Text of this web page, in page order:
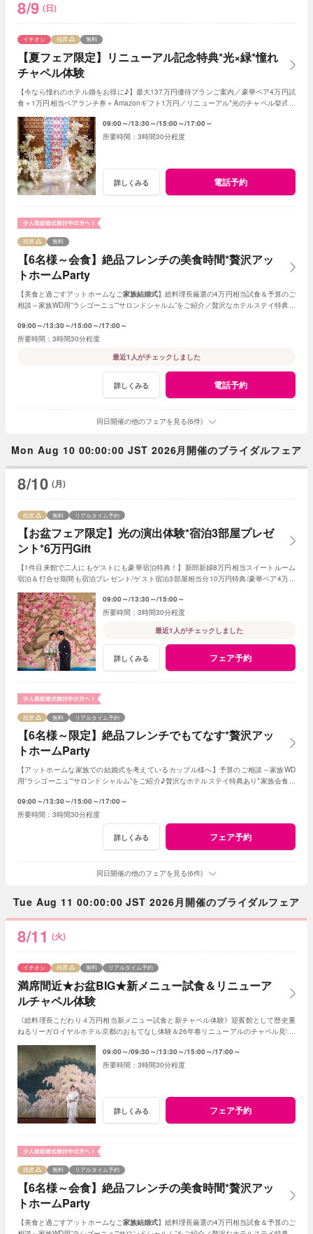
8/9 (日)
【夏フェア限定】リニューアル記念特典*光×緑*憧れ
チャペル体験
イチオシ 残席 無料
【今なら憧れのホテル婚をお得に♪】最大137万円優待プランご案内／豪華ペア4万円試
食＋1万円相当ペアランチ券＋Amazonギフト1万円／リニューアル*光のチャペル挙式体
09:00～ 13:30～ 15:00～ 17:00～
3時間30分程度
詳しくみる 電話予約
【6名様～会食】絶品フレンチの美食時間*贅沢アッ
トホームParty
残席 無料
【美食と過ごすアットホームなご家族結婚式】総料理長厳選の4万円相当試食＆予算のご
相談～家族WD用”ラシゴーニュ””サロンドシャルム”をご紹介／贅沢なホテルステイ特典あ
09:00～ 13:30～ 15:00～ 17:00～
3時間30分程度
最近1人がチェックしました
詳しくみる 電話予約
同日開催の他のフェアを見る(6件)
Mon Aug 10 00:00:00 JST 2026月開催のブライダルフェア
8/10 (月)
【お盆フェア限定】光の演出体験*宿泊3部屋プレゼ
ント*6万円Gift
残席 無料 リアルタイム予約
【1件目来館で二人にもゲストにも豪華宿泊特典！】新郎新婦8万円相当スイートルーム
宿泊＆打合せ期間も宿泊プレゼント/ゲスト宿泊3部屋相当分10万円特典/豪華ペア4万円
09:00～ 13:30～ 15:00～
3時間30分程度
最近1人がチェックしました
詳しくみる フェア予約
【6名様～限定】絶品フレンチでもてなす*贅沢アッ
トホームParty
残席 無料 リアルタイム予約
【アットホームな家族での結婚式を考えているカップル様へ】予算のご相談～家族WD
用”ラシゴーニュ””サロンドシャルム”をご紹介♪贅沢なホテルステイ特典あり*家族会食を
09:00～ 13:30～ 15:00～ 17:00～
3時間30分程度
詳しくみる フェア予約
同日開催の他のフェアを見る(6件)
Tue Aug 11 00:00:00 JST 2026月開催のブライダルフェア
8/11 (火)
満席間近★お盆BIG★新メニュー試食＆リニューア
ルチャペル体験
イチオシ 残席 無料 リアルタイム予約
《総料理長こだわり４万円相当新メニュー試食と新チャペル体験》迎賓館として歴史重
ねるリーガロイヤルホテル京都のおもてなし体験＆26年春リニューアルのチャペル見学*
09:00～ 09:30～ 13:30～ 15:00～ 17:00～
3時間30分程度
詳しくみる フェア予約
【6名様～会食】絶品フレンチの美食時間*贅沢アッ
トホームParty
残席 無料 リアルタイム予約
【美食と過ごすアットホームなご家族結婚式】総料理長厳選の4万円相当試食＆予算のご